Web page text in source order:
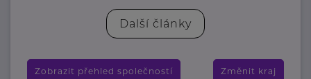
Další články
Zobrazit přehled společností Změnit kraj